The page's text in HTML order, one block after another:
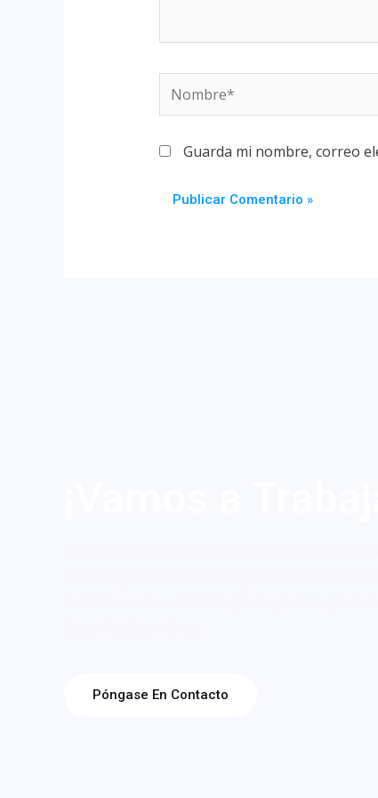
Guarda mi nombre, correo
Póngase En Contacto